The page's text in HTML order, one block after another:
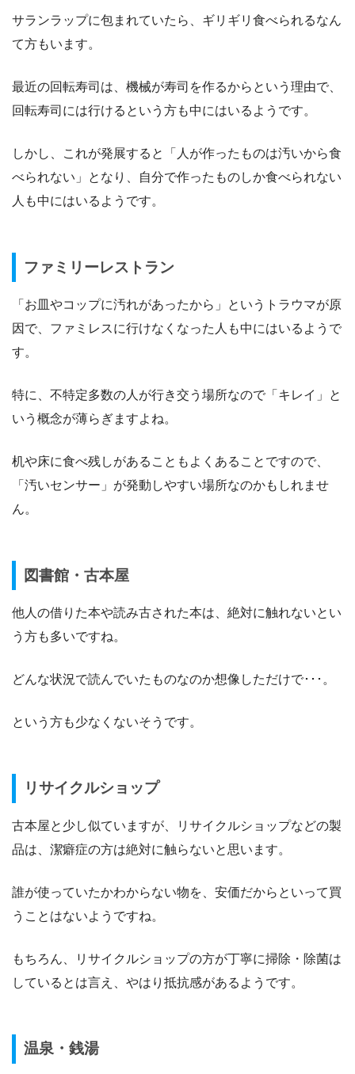
サランラップに包まれていたら、ギリギリ食べられるなん
て方もいます。
最近の回転寿司は、機械が寿司を作るからという理由で、
回転寿司には行けるという方も中にはいるようです。
しかし、これが発展すると「人が作ったものは汚いから食
べられない」となり、自分で作ったものしか食べられない
人も中にはいるようです。
ファミリーレストラン
「お皿やコップに汚れがあったから」というトラウマが原
因で、ファミレスに行けなくなった人も中にはいるようで
す。
特に、不特定多数の人が行き交う場所なので「キレイ」と
いう概念が薄らぎますよね。
机や床に食べ残しがあることもよくあることですので、
「汚いセンサー」が発動しやすい場所なのかもしれませ
ん。
図書館・古本屋
他人の借りた本や読み古された本は、絶対に触れないとい
う方も多いですね。
どんな状況で読んでいたものなのか想像しただけで･･･。
という方も少なくないそうです。
リサイクルショップ
古本屋と少し似ていますが、リサイクルショップなどの製
品は、潔癖症の方は絶対に触らないと思います。
誰が使っていたかわからない物を、安価だからといって買
うことはないようですね。
もちろん、リサイクルショップの方が丁寧に掃除・除菌は
しているとは言え、やはり抵抗感があるようです。
温泉・銭湯